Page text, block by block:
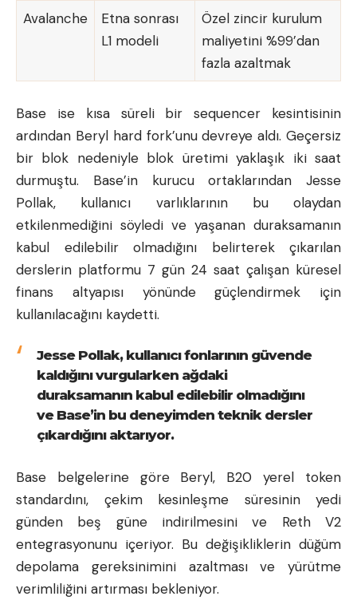
Avalanche
Etna sonrası
L1 modeli
Özel zincir kurulum
maliyetini %99’dan
fazla azaltmak
Base ise kısa süreli bir sequencer kesintisinin
ardından Beryl hard fork’unu devreye aldı. Geçersiz
bir blok nedeniyle blok üretimi yaklaşık iki saat
durmuştu. Base’in kurucu ortaklarından Jesse
Pollak, kullanıcı varlıklarının bu olaydan
etkilenmediğini söyledi ve yaşanan duraksamanın
kabul edilebilir olmadığını belirterek çıkarılan
derslerin platformu 7 gün 24 saat çalışan küresel
finans altyapısı yönünde güçlendirmek için
kullanılacağını kaydetti.
Jesse Pollak, kullanıcı fonlarının güvende
kaldığını vurgularken ağdaki
duraksamanın kabul edilebilir olmadığını
ve Base’in bu deneyimden teknik dersler
çıkardığını aktarıyor.
Base belgelerine göre Beryl, B20 yerel token
standardını, çekim kesinleşme süresinin yedi
günden beş güne indirilmesini ve Reth V2
entegrasyonunu içeriyor. Bu değişikliklerin düğüm
depolama gereksinimini azaltması ve yürütme
verimliliğini artırması bekleniyor.